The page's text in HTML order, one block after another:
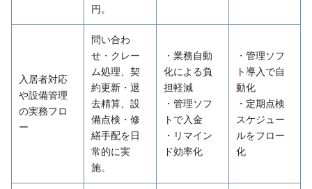
円。
入居者対応
や設備管理
の実務フロ
ー
問い合わ
せ・クレー
ム処理、契
約更新・退
去精算、設
備点検・修
繕手配を日
常的に実
施。
・業務自動
化による負
担軽減
・管理ソフ
トで入金
・リマイン
ド効率化
・管理ソフ
ト導入で自
動化
・定期点検
スケジュー
ルをフロー
化